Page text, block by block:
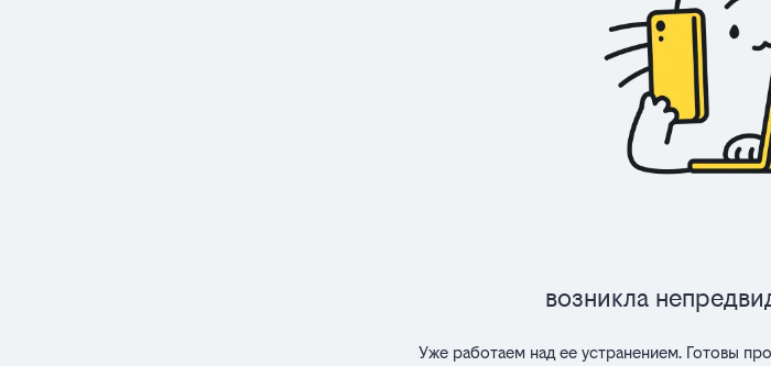
Возникла
Уже работаем над ее устранением. Готовы